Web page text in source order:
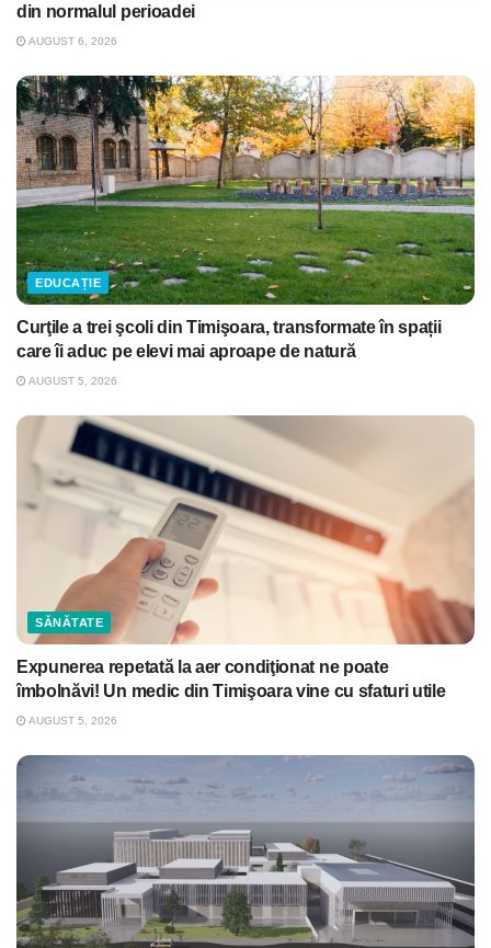
din normalul perioadei
AUGUST 6, 2026
EDUCAȚIE
Curţile a trei şcoli din Timişoara, transformate în spații
care îi aduc pe elevi mai aproape de natură
AUGUST 5, 2026
SĂNĂTATE
Expunerea repetată la aer condiţionat ne poate
îmbolnăvi! Un medic din Timişoara vine cu sfaturi utile
AUGUST 5, 2026